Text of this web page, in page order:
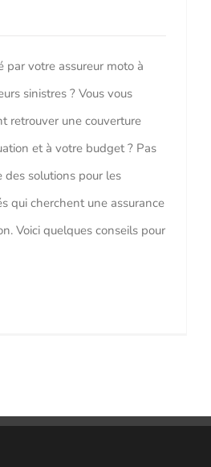
par votre assureur moto à
sinistres ? Vous vous
retrouver une couverture
et à votre budget ? Pas
des solutions pour les
qui cherchent une assurance
Voici quelques conseils pour